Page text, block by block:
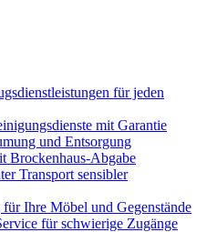
für jeden
mit Garantie
und Entsorgung
Brockenhaus-Abgabe
Transport sensibler
Ihre Möbel und Gegenstände
für schwierige Zugänge